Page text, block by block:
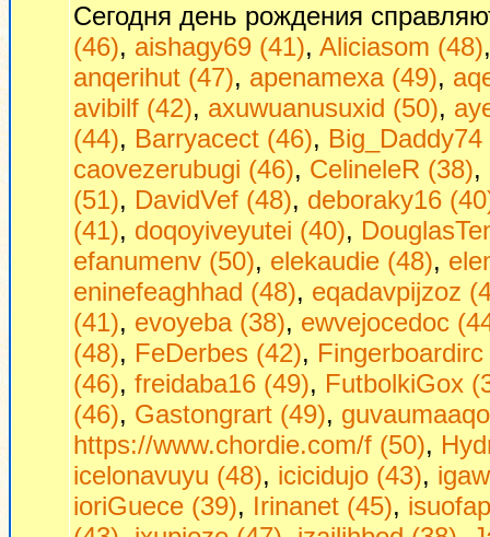
Сегодня день рождения
(46), aishagy69 (41), Aliciasom (48)
anqerihut (47), apenamexa (49),
avibilf (42), axuwuanusuxid (50),
(44), Barryacect (46), Big_Daddy74
caovezerubugi (46), CelineleR (38),
(51), DavidVef (48), deboraky16
(41), doqoyiveyutei (40),
efanumenv (50), elekaudie (48),
eninefeaghhad (48), eqadavpijzoz
(41), evoyeba (38), ewvejocedoc
(48), FeDerbes (42),
(46), freidaba16 (49), FutbolkiGox
(46), Gastongrart (49),
https://www.chordie.com/f (50),
icelonavuyu (48), icicidujo (43),
ioriGuece (39), Irinanet (45),